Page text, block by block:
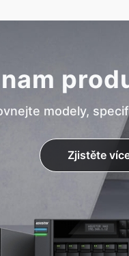
modely,
Zjistěte